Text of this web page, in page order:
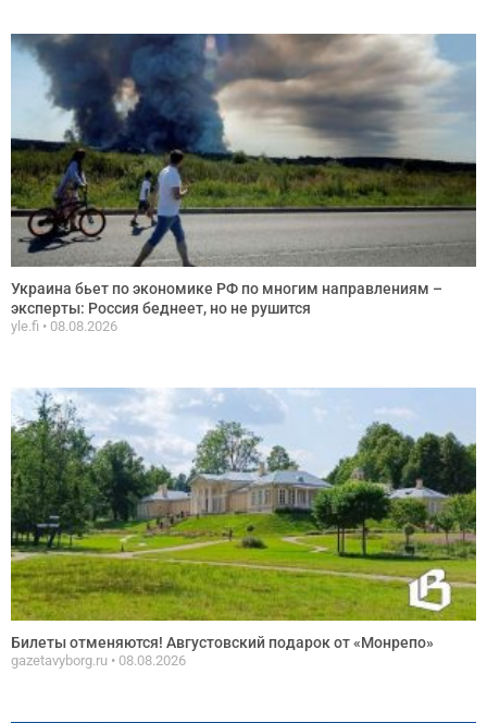
Украина бьет по экономике РФ по многим направлениям –
эксперты: Россия беднеет, но не рушится
yle.fi 08.08.2026
Билеты отменяются! Августовский подарок от «Монрепо»
gazetavyborg.ru 08.08.2026